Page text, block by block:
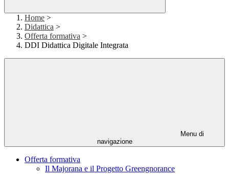
Home >
Didattica >
Offerta formativa >
DDI Didattica Digitale Integrata
Menu di
navigazione
Offerta formativa
Il Majorana e il Progetto Greengnorance